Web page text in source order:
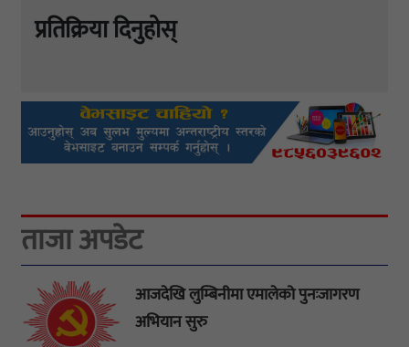
प्रतिक्रिया दिनुहोस्
ताजा अपडेट
आजदेखि लुम्बिनीमा एमालेको पुनःजागरण
अभियान सुरु